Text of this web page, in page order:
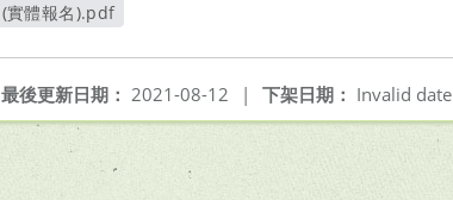
實體報名).pdf
下架日期： Invalid date
最後更新日期： 2021-08-12 |